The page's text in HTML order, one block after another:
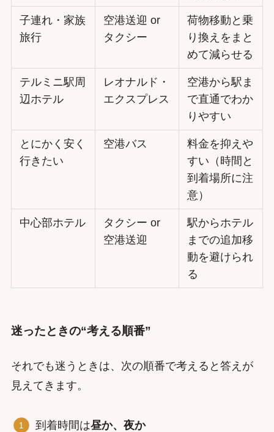
子連れ・家族
旅行
空港送迎 or
タクシー
荷物移動と乗
り換えをまと
めて減らせる
テルミニ駅周
辺ホテル
レオナルド・
エクスプレス
空港から駅ま
で直通でわか
りやすい
とにかく安く
行きたい
空港バス
料金を抑えや
すい（時間と
到着場所に注
意）
中心部ホテル
タクシー or
空港送迎
駅からホテル
までの追加移
動を避けられ
る
迷ったときの“考える順番”
それでも迷うときは、次の順番で考えると答えが
見えてきます。
到着時間は昼か、夜か